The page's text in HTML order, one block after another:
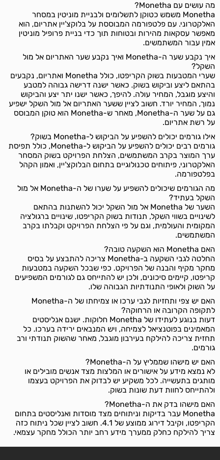
מה עושים עם Monetha?
Monetha משמש כטוקן לתשלומים ולבניית מוניטין במסחר
האלקטרוני. עם פלטפורמה המבוססת על בלוקצ'יין אתריום, הוא
מאפשר עסקאות מהירות ובטוחות תוך כדי בניית פרופיל מוניטין
אמין עבור המשתמשים.
איך נקבע שער ה-Monetha ואיך נקבע שער האתריום אל מול
השקל?
שערי המטבעות בשוק הקריפטו, כולל Monetha ואתריום, נקבעים
בהתאם ליצע וביקוש בשוק. כאשר ישנה דרישה גבוהה למטבע
והיצע מוגבל, המחיר עולה. להיפך, כאשר ישנו יתר יצע והביקוש
נמוך, המחיר יורד. חשוב לציין ששער האתריום אל מול השקל ישפיע
גם על שער ה-Monetha, מאחר ש-Monetha הוא טוקן המבוסס
על רשת אתריום.
אילו גורמים יכולים להשפיע על הביקוש ל-Monetha בשוק?
גורמים רבים יכולים להשפיע על הביקוש ל-Monetha, כולל תפיסת
ערך המוצר בקרב המשתמשים, הצלחת הפרויקט בשוק המסחר
האלקטרוני, פיתוחים טכנולוגיים בתחום הבלוקצ'יין, ואמון הקהל
בפלטפורמה.
מה הגורמים שיכולים להשפיע על שערו של ה-Monetha אל מול
השקל בעתיד?
השער של Monetha אל מול השקל יכול להשתנות בהתאם
לשינויים בשווי השקל, תנודות בשוק הקריפטו, שינויים ברגולציה
המקומית והעולמית, וגם על פי הצלחת הפרויקט וקבלתו בקרב
המשתמשים.
האם Monetha הוא השקעה טובה?
החלטה לגבי השקעה ב-Monetha צריכה להתבצע על בסיס
מחקר מקיף והבנה של הפרויקט. כפי שבכל השקעה במטבעות
קריפטו, קיימים סיכונים, ולכן יש להתייחס גם לגורמים המשפיעים
על השוק ולאופי התנודתיות הגבוהה שלו.
האם יש צפי ותחזיות לגבי ערכו או צמיחתו של ה-Monetha
לתקופה הקרובה או הרחוקה?
דעות בנוגע לעתידו של Monetha חלוקות. ישנם אנליסטים
המאמינים בפוטנציאל לצמיחה, ויש המנבאים ירידה בערכו. כל
תחזית צריכה להילקח בעירבון מוגבל, מאחר שהשוק תנודתי ורב
גורמים.
האם יש מישהו שממליץ על ה-Monetha?
לא נמצא מידע על אישורים או המלצות מצד אנשים מובילים או
מותגים בתעשייה. לכל משקיע יש לבדוק את הפרויקט בעצמו
ולהתייחס לחוות דעת שונות בשוק.
האם מישהו בדק את ה-Monetha?
Monetha עבר בדיקות וניתוחים מצד מוסדות ואנליסטים בתחום
הקריפטו, וקיבל דירוג ממוצע של 4.1. חשוב לציין שכל ניתוח כזה
צריך להילקח כחלק ממערך מידע רחב יותר הכולל מחקר עצמאי.